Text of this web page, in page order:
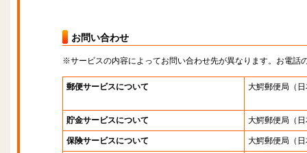
お問い合わせ
※サービスの内容によってお問い合わせ先が異なります。お電話
郵便サービスについて 大鰐郵便局 （
貯金サービスについて 大鰐郵便局 （
保険サービスについて 大鰐郵便局 （